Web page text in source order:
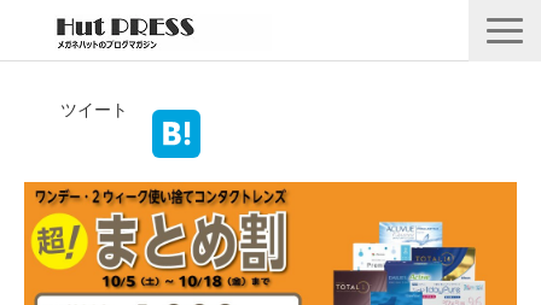
採用情報
企業情報
安心保証
ツイート